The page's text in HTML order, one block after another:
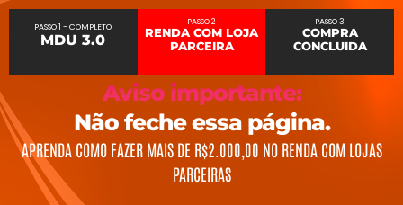
PASSO 1 - COMPLETO
MDU 3.0
PASSO 2
RENDA COM LOJA
PARCEIRA
PASSO 3
COMPRA
CONCLUIDA
Aviso importante:
Não feche essa página.
APRENDA COMO FAZER MAIS DE R$2.000,00 NO RENDA COM LOJAS
PARCEIRAS